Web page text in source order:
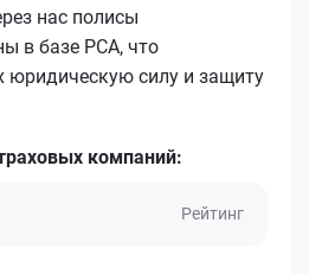
нас полисы
в базе РСА, что
юридическую силу и защиту
компаний:
Рейтинг